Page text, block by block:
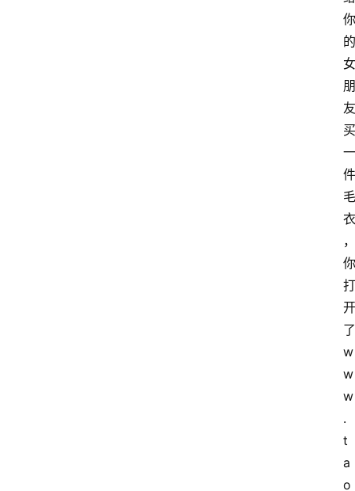
你
的
女
朋
友
买
一
件
毛
衣
，
你
打
开
了
w
w
w
.
t
a
o